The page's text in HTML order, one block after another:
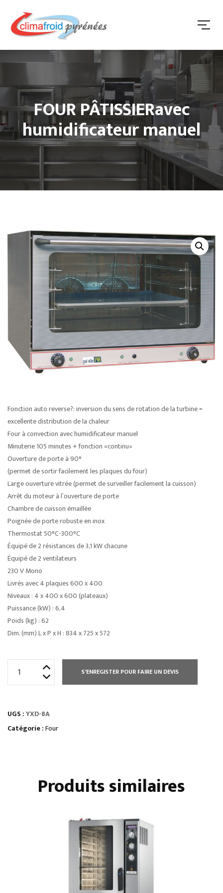
FOUR PÂTISSIERavec
humidificateur manuel
Fonction auto reverse?: inversion du sens de rotation de la turbine =
excellente distribution de la chaleur
Four à convection avec humidificateur manuel
Minuterie 105 minutes + fonction «continu»
Ouverture de porte à 90°
(permet de sortir facilement les plaques du four)
Large ouverture vitrée (permet de surveiller facilement la cuisson)
Arrêt du moteur à l’ouverture de porte
Chambre de cuisson émaillée
Poignée de porte robuste en inox
Thermostat 50°C-300°C
Équipé de 2 résistances de 3,1 kW chacune
Équipé de 2 ventilateurs
230 V Mono
Livrés avec 4 plaques 600 x 400
Niveaux : 4 x 400 x 600 (plateaux)
Puissance (kW) : 6,4
Poids (kg) : 62
Dim. (mm) L x P x H : 834 x 725 x 572
humidificateur
manuel
S'ENREGISTER POUR FAIRE UN DEVIS
UGS :YXD-8A
Catégorie :Four
Produits similaires